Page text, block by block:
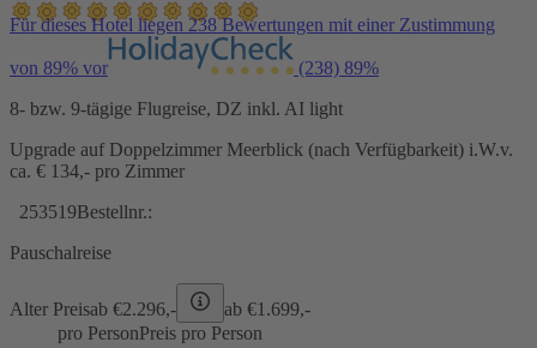
Für dieses Hotel liegen 238 Bewertungen mit einer Zustimmung
von 89% vor (238) 89%
8- bzw. 9-tägige Flugreise, DZ inkl. AI light
Upgrade auf Doppelzimmer Meerblick (nach Verfügbarkeit) i.W.v.
ca. € 134,- pro Zimmer
253519Bestellnr.:
Pauschalreise
Alter Preisab €2.296,- ab €1.699,-
pro PersonPreis pro Person